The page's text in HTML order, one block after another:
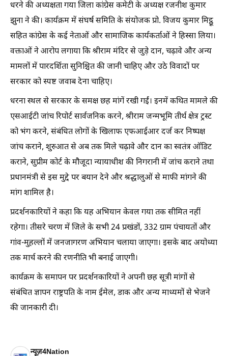
धरने की अध्यक्षता गया जिला कांग्रेस कमेटी के अध्यक्ष रजनीश कुमार
झुना ने की। कार्यक्रम में संघर्ष समिति के संयोजक प्रो. विजय कुमार मिट्ठू
सहित कांग्रेस के कई नेताओं और सामाजिक कार्यकर्ताओं ने हिस्सा लिया।
वक्ताओं ने आरोप लगाया कि श्रीराम मंदिर से जुड़े दान, चढ़ावे और अन्य
मामलों में पारदर्शिता सुनिश्चित की जानी चाहिए और उठे विवादों पर
सरकार को स्पष्ट जवाब देना चाहिए।
धरना स्थल से सरकार के समक्ष छह मांगें रखी गईं। इनमें कथित मामले की
एसआईटी जांच रिपोर्ट सार्वजनिक करने, श्रीराम जन्मभूमि तीर्थ क्षेत्र ट्रस्ट
को भंग करने, संबंधित लोगों के खिलाफ एफआईआर दर्ज कर निष्पक्ष
जांच कराने, शुरुआत से अब तक मिले चढ़ावे और दान का स्वतंत्र ऑडिट
कराने, सुप्रीम कोर्ट के मौजूदा न्यायाधीश की निगरानी में जांच कराने तथा
प्रधानमंत्री से इस मुद्दे पर बयान देने और श्रद्धालुओं से माफी मांगने की
मांग शामिल है।
प्रदर्शनकारियों ने कहा कि यह अभियान केवल गया तक सीमित नहीं
रहेगा। तीसरे चरण में जिले के सभी 24 प्रखंडों, 332 ग्राम पंचायतों और
गांव-मुहल्लों में जनजागरण अभियान चलाया जाएगा। इसके बाद अयोध्या
तक मार्च करने की रणनीति भी बनाई जाएगी।
कार्यक्रम के समापन पर प्रदर्शनकारियों ने अपनी छह सूत्री मांगों से
संबंधित ज्ञापन राष्ट्रपति के नाम ईमेल, डाक और अन्य माध्यमों से भेजने
की जानकारी दी।
न्यूज़4Nation